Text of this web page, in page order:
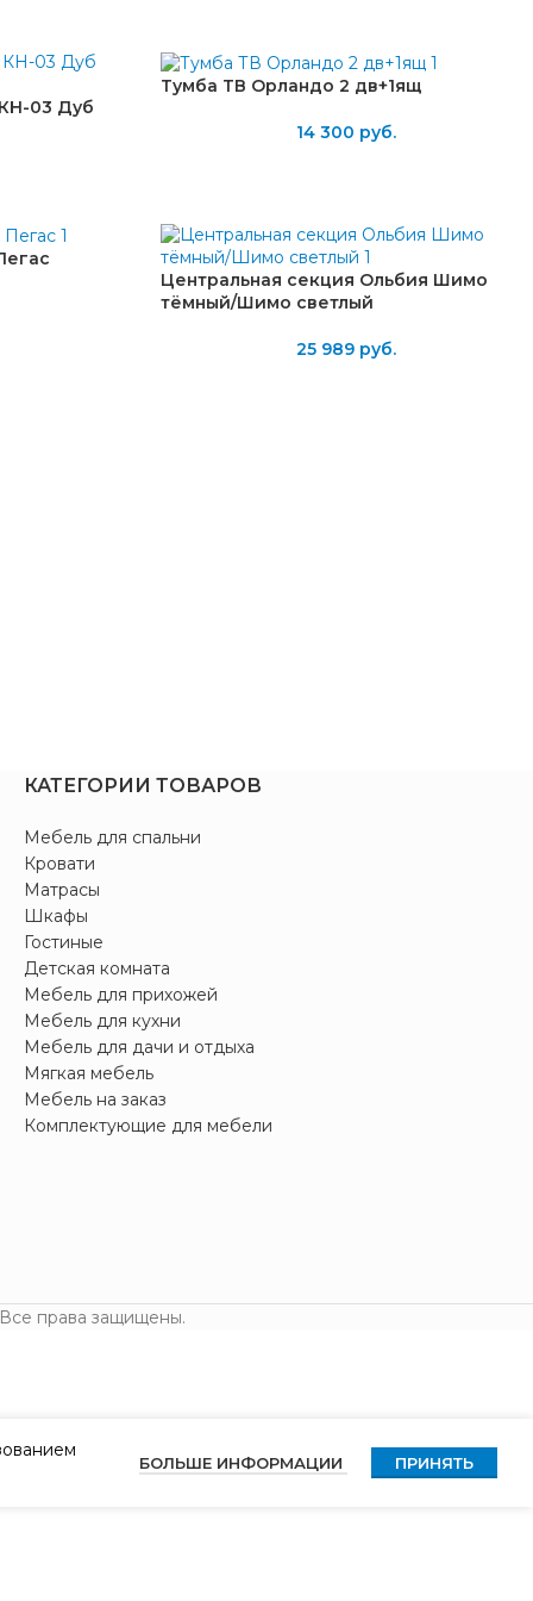
03 Дуб
Тумба ТВ Орландо 2 дв+1ящ
14 300 руб.
Центральная секция Ольбия Шимо
тёмный/Шимо светлый
25 989 руб.
КАТЕГОРИИ ТОВАРОВ
Мебель для спальни
Кровати
Матрасы
Шкафы
Гостиные
Детская комната
Мебель для прихожей
Мебель для кухни
Мебель для дачи и отдыха
Мягкая мебель
Мебель на заказ
Комплектующие для мебели
права защищены.
БОЛЬШЕ ИНФОРМАЦИИ ПРИНЯТЬ